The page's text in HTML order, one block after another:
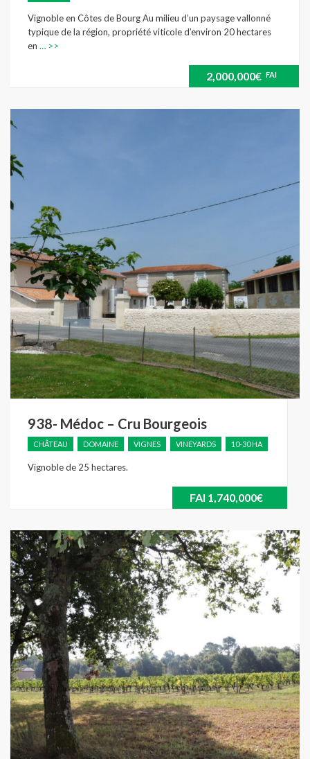
Vignoble en Côtes de Bourg Au milieu d’un paysage vallonné
typique de la région, propriété viticole d’environ 20 hectares
en … >>
2,000,000€ FAI
938- Médoc – Cru Bourgeois
CHÂTEAU DOMAINE VIGNES VINEYARDS 10-30 HA
Vignoble de 25 hectares.
FAI 1,740,000€